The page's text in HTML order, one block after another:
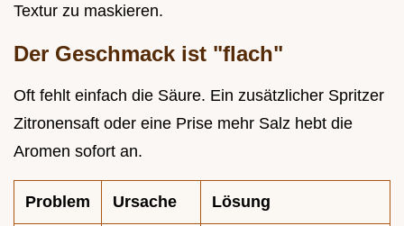
Textur zu maskieren.
Der Geschmack ist "flach"
Oft fehlt einfach die Säure. Ein zusätzlicher Spritzer
Zitronensaft oder eine Prise mehr Salz hebt die
Aromen sofort an.
Problem Ursache Lösung